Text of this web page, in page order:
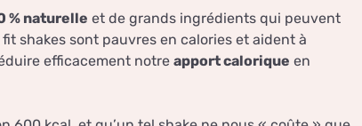
% naturelle et de grands ingrédients qui peuvent
shakes sont pauvres en calories et aident à
efficacement notre apport calorique en